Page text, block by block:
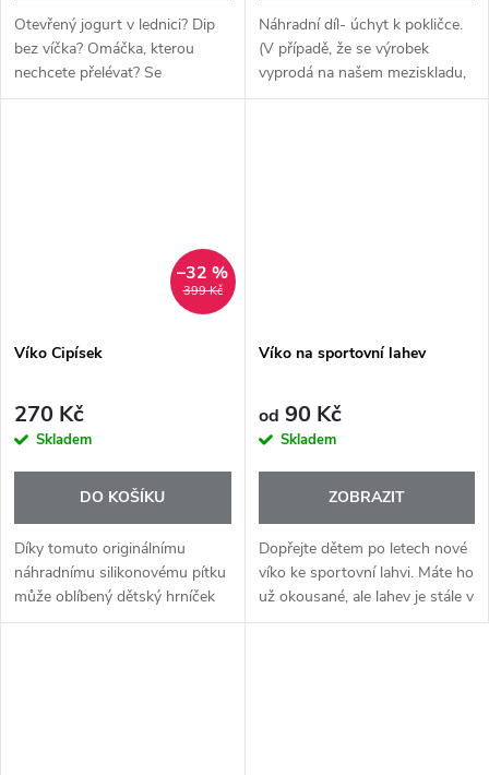
Otevřený jogurt v lednici? Dip
bez víčka? Omáčka, kterou
nechcete přelévat? Se
silikonovými víčky 1Click
Náhradní díl- úchyt k pokličce.
(V případě, že se výrobek
vyprodá na našem meziskladu,
zajistíme obratem jeho
399 Kč
–32 %
Víko Cipísek
270 Kč
Skladem
DO KOŠÍKU
Díky tomuto originálnímu
náhradnímu silikonovému pítku
může oblíbený dětský hrníček
Cipísek sloužit dál — klidně i
Víko na sportovní lahev
od 90 Kč
Skladem
ZOBRAZIT
Dopřejte dětem po letech nové
víko ke sportovní lahvi. Máte ho
už okousané, ale lahev je stále v
perfektním stavu? Není potřeba